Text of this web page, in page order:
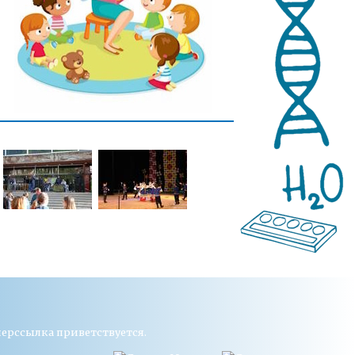
приветствуется.